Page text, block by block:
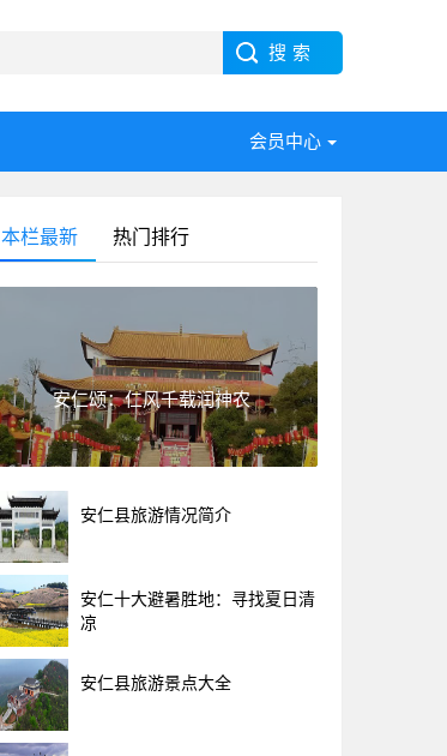
会员中心
本栏最新 热门排行
安仁颂：仁风千载润神农
安仁县旅游情况简介
安仁十大避暑胜地：寻找夏日清
凉
安仁县旅游景点大全